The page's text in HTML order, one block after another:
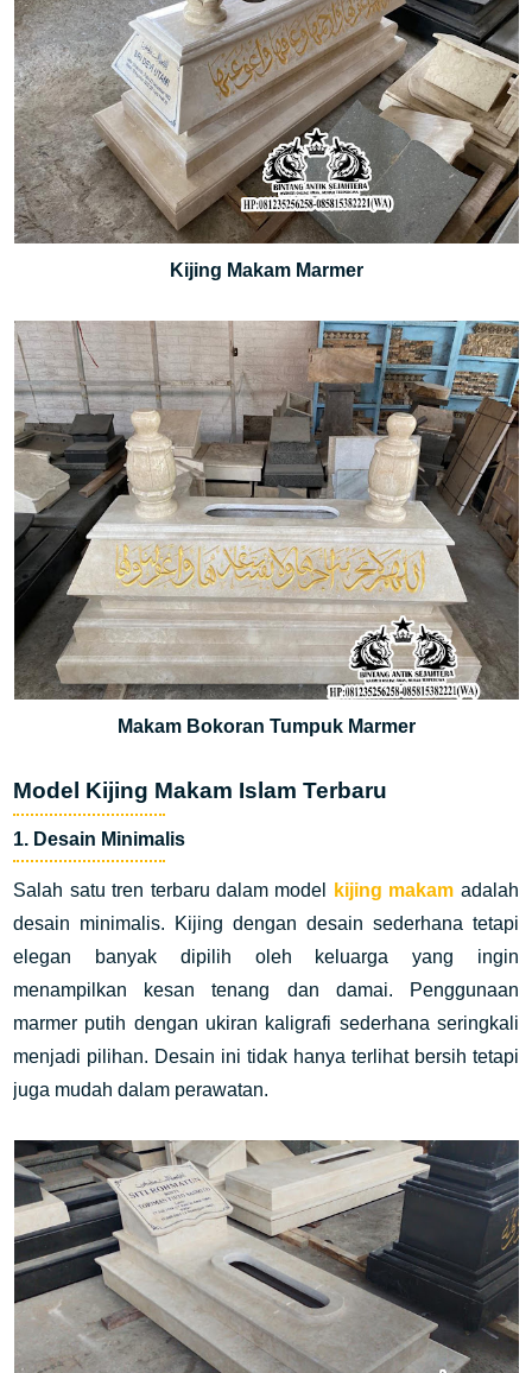
Kijing Makam Marmer
Makam Bokoran Tumpuk Marmer
Model Kijing Makam Islam Terbaru
1. Desain Minimalis
Salah satu tren terbaru dalam model kijing makam adalah
desain minimalis. Kijing dengan desain sederhana tetapi
elegan banyak dipilih oleh keluarga yang ingin
menampilkan kesan tenang dan damai. Penggunaan
marmer putih dengan ukiran kaligrafi sederhana seringkali
menjadi pilihan. Desain ini tidak hanya terlihat bersih tetapi
juga mudah dalam perawatan.